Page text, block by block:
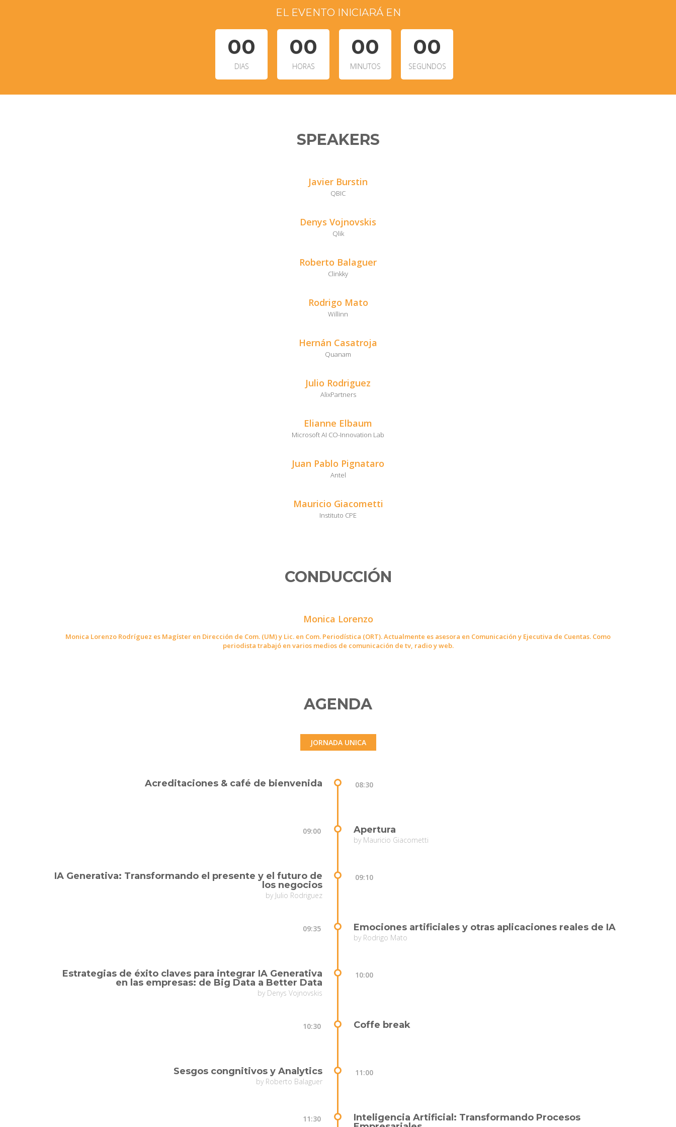
EL EVENTO INICIARÁ EN
00
DIAS
00
HORAS
00
MINUTOS
00
SEGUNDOS
SPEAKERS
Javier Burstin
QBIC
Denys Vojnovskis
Qlik
Roberto Balaguer
Clinkky
Rodrigo Mato
Willinn
Hernán Casatroja
Quanam
Julio Rodriguez
AlixPartners
Elianne Elbaum
Microsoft AI CO-Innovation Lab
Juan Pablo Pignataro
Antel
Mauricio Giacometti
Instituto CPE
CONDUCCIÓN
Monica Lorenzo
Monica Lorenzo Rodríguez es Magíster en Dirección de Com. (UM) y Lic. en Com. Periodística (ORT).Actualmente es asesora en Comunicación y Ejecutiva de Cuentas. Como
periodista trabajó en varios medios de comunicación de tv, radio y web.
AGENDA
JORNADA UNICA
Acreditaciones & café de bienvenida 08:30
Apertura
by Mauricio Giacometti
09:00
IA Generativa: Transformando el presente y el futuro de
los negocios
by Julio Rodriguez
09:10
Emociones artificiales y otras aplicaciones reales de IA
by Rodrigo Mato
09:35
Estrategias de éxito claves para integrar IA Generativa
en las empresas: de Big Data a Better Data
by Denys Vojnovskis
10:00
Coffe break
10:30
Sesgos congnitivos y Analytics
by Roberto Balaguer
11:00
Inteligencia Artificial: Transformando Procesos
11:30